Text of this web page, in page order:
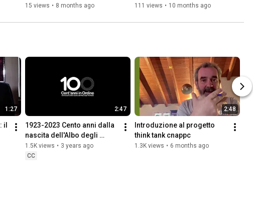
15 views • 8 months ago 111 views • 10 months ago
1:27
il
2:47
1923-2023 Cento anni dalla
nascita dell'Albo degli
Architetti
1.5K views • 3 years ago
CC
2:48
Introduzione al progetto
think tank cnappc
1.3K views • 6 months ago